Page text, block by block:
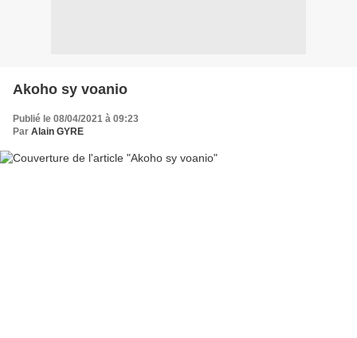
Akoho sy voanio
Publié le 08/04/2021 à 09:23
Par Alain GYRE